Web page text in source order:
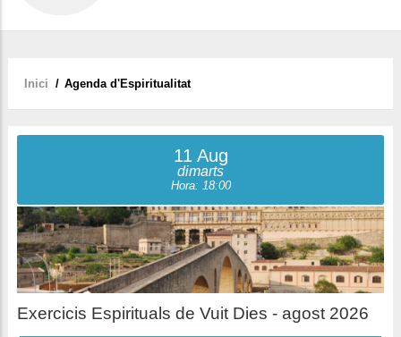
Fil
Inici / Agenda d'Espiritualitat
11 Aug
dimarts
Hora: 18:00
Exercicis Espirituals de Vuit Dies - agost 2026